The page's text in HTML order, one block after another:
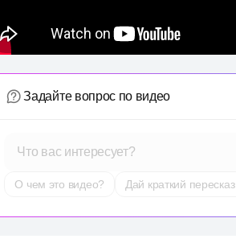
Задайте вопрос по видео
Что вас интересует?
О чем это видео? Дай краткий пересказ